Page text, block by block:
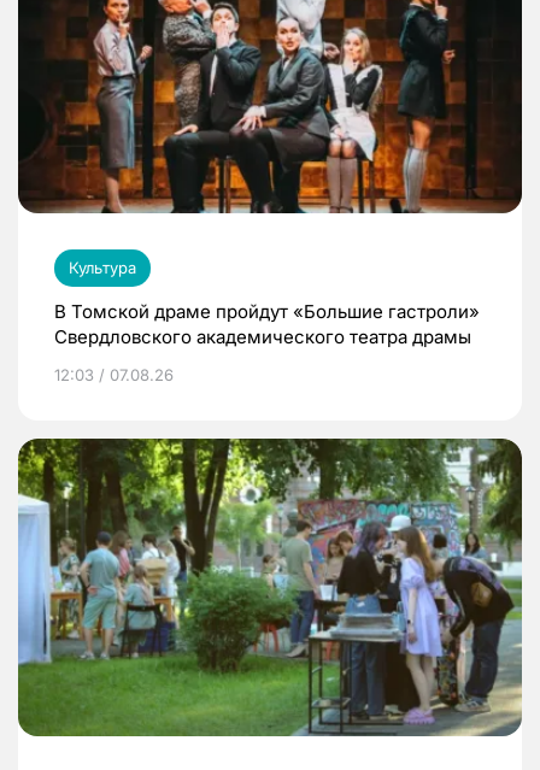
Культура
В Томской драме пройдут «Большие гастроли»
Свердловского академического театра драмы
12:03 / 07.08.26